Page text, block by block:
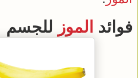
فوائد الموز للجسم